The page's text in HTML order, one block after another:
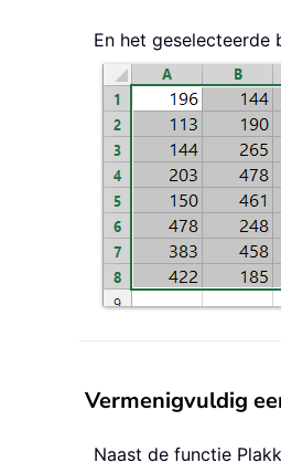
En het
Vermenigvuldig
Naast de functie